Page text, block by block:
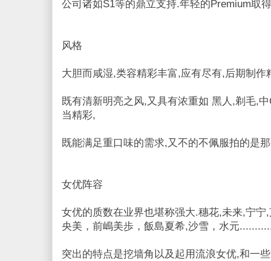
公司诸如S1等的鼎立支持.年轻的Premium取
风格
大胆而咸湿,类容精彩丰富,应有尽有,后期制作
既有清新明亮之风,又具有浓重如 黑人,剃毛,
当精彩,
既能满足重口味的需求,又不的不佩服拍的是
女优阵容
女优的质数在业界也堪称强大.穗花,未来,宁
央美，前嶋美歩，飯島夏希,沙雪，水元
突出的特点是挖墙角以及起用流浪女优,和一